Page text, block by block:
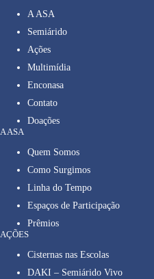
A ASA
Semiárido
Ações
Multimídia
Enconasa
Contato
Doações
A ASA
Quem Somos
Como Surgimos
Linha do Tempo
Espaços de Participação
Prêmios
AÇÕES
Cisternas nas Escolas
DAKI – Semiárido Vivo